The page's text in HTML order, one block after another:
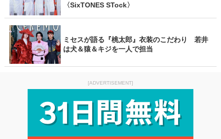
〈SixTONES STock〉
ミセスが語る『桃太郎』衣装のこだわり 若井
は犬＆猿＆キジを一人で担当
[ADVERTISEMENT]